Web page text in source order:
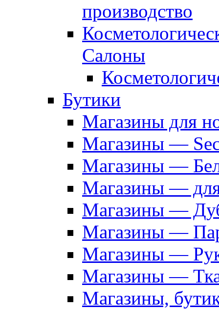
производство
Салоны
Бутики
Магазины для
Магазины —
Магазины —
Магазины —
Магазины —
Магазины —
Магазины —
Магазины —
Магазины,